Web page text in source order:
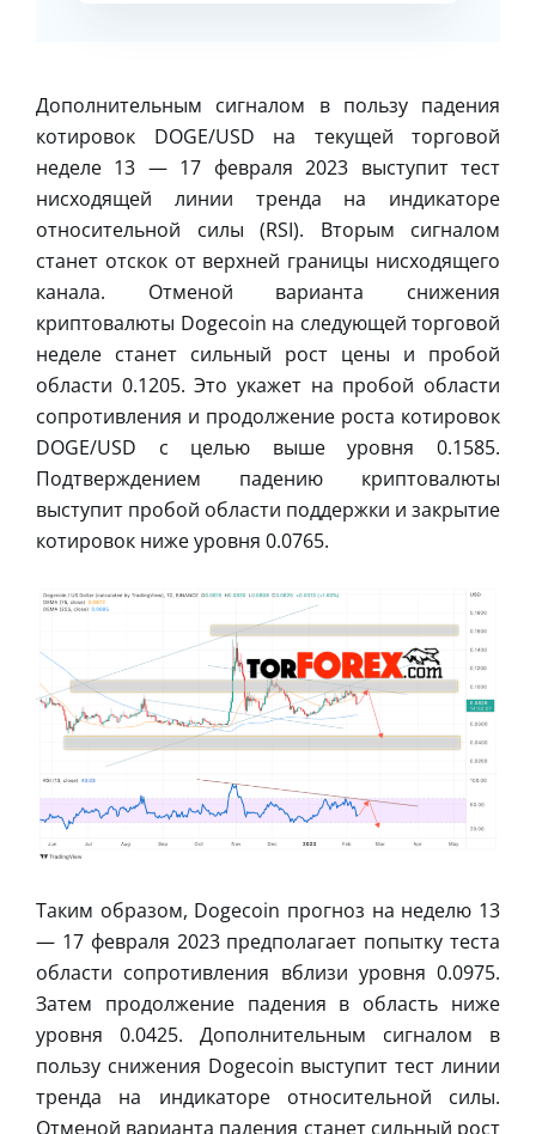
Дополнительным сигналом в пользу падения
котировок DOGE/USD на текущей торговой
неделе 13 — 17 февраля 2023 выступит тест
нисходящей линии тренда на индикаторе
относительной силы (RSI). Вторым сигналом
станет отскок от верхней границы нисходящего
канала. Отменой варианта снижения
криптовалюты Dogecoin на следующей торговой
неделе станет сильный рост цены и пробой
области 0.1205. Это укажет на пробой области
сопротивления и продолжение роста котировок
DOGE/USD с целью выше уровня 0.1585.
Подтверждением падению криптовалюты
выступит пробой области поддержки и закрытие
котировок ниже уровня 0.0765.
Таким образом, Dogecoin прогноз на неделю 13
— 17 февраля 2023 предполагает попытку теста
области сопротивления вблизи уровня 0.0975.
Затем продолжение падения в область ниже
уровня 0.0425. Дополнительным сигналом в
пользу снижения Dogecoin выступит тест линии
тренда на индикаторе относительной силы.
Отменой варианта падения станет сильный рост